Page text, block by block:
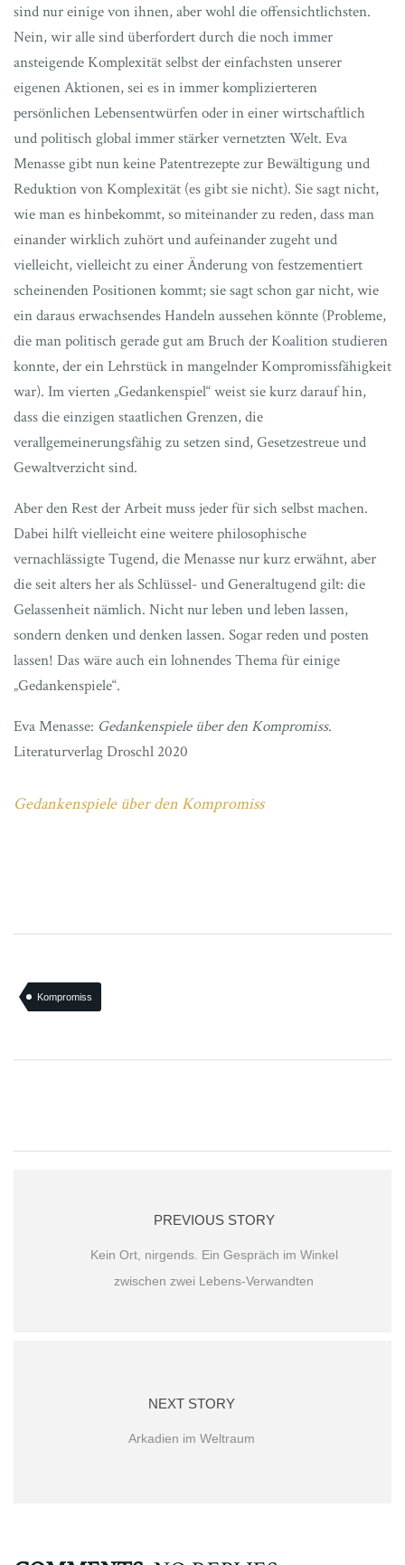
sind nur einige von ihnen, aber wohl die offensichtlichsten.
Nein, wir alle sind überfordert durch die noch immer
ansteigende Komplexität selbst der einfachsten unserer
eigenen Aktionen, sei es in immer komplizierteren
persönlichen Lebensentwürfen oder in einer wirtschaftlich
und politisch global immer stärker vernetzten Welt. Eva
Menasse gibt nun keine Patentrezepte zur Bewältigung und
Reduktion von Komplexität (es gibt sie nicht). Sie sagt nicht,
wie man es hinbekommt, so miteinander zu reden, dass man
einander wirklich zuhört und aufeinander zugeht und
vielleicht, vielleicht zu einer Änderung von festzementiert
scheinenden Positionen kommt; sie sagt schon gar nicht, wie
ein daraus erwachsendes Handeln aussehen könnte (Probleme,
die man politisch gerade gut am Bruch der Koalition studieren
konnte, der ein Lehrstück in mangelnder Kompromissfähigkeit
war). Im vierten „Gedankenspiel“ weist sie kurz darauf hin,
dass die einzigen staatlichen Grenzen, die
verallgemeinerungsfähig zu setzen sind, Gesetzestreue und
Gewaltverzicht sind.
Aber den Rest der Arbeit muss jeder für sich selbst machen.
Dabei hilft vielleicht eine weitere philosophische
vernachlässigte Tugend, die Menasse nur kurz erwähnt, aber
die seit alters her als Schlüssel- und Generaltugend gilt: die
Gelassenheit nämlich. Nicht nur leben und leben lassen,
sondern denken und denken lassen. Sogar reden und posten
lassen! Das wäre auch ein lohnendes Thema für einige
„Gedankenspiele“.
Eva Menasse: Gedankenspiele über den Kompromiss.
Literaturverlag Droschl 2020
Gedankenspiele über den Kompromiss
Kompromiss
PREVIOUS STORY
Kein Ort, nirgends. Ein Gespräch im Winkel
zwischen zwei Lebens-Verwandten
NEXT STORY
Arkadien im Weltraum